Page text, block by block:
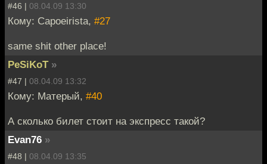
#46 | 08.04.09 13:30
Кому: Capoeirista, #27
same shit other place!
PeSiKoT »
#47 | 08.04.09 13:32
Кому: Матерый, #40
А сколько билет стоит на экспресс такой?
Evan76 »
#48 | 08.04.09 13:35